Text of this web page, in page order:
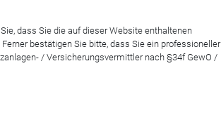
dass Sie die auf dieser Website enthaltenen
bestätigen Sie bitte, dass Sie ein professioneller
/ Versicherungsvermittler nach §34f GewO /